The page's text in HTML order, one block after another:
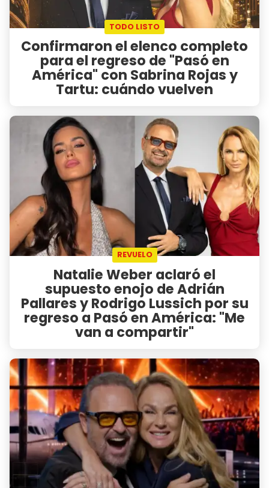
TODO LISTO
Confirmaron el elenco completo
para el regreso de "Pasó en
América" con Sabrina Rojas y
Tartu: cuándo vuelven
REVUELO
Natalie Weber aclaró el
supuesto enojo de Adrián
Pallares y Rodrigo Lussich por su
regreso a Pasó en América: "Me
van a compartir"